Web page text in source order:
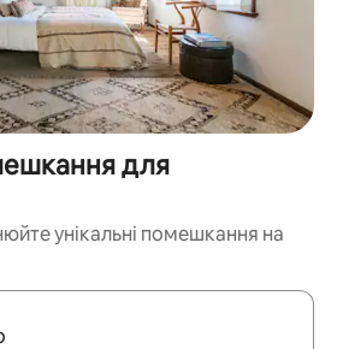
для
унікальні помешкання на
пошуку, використовуйте для